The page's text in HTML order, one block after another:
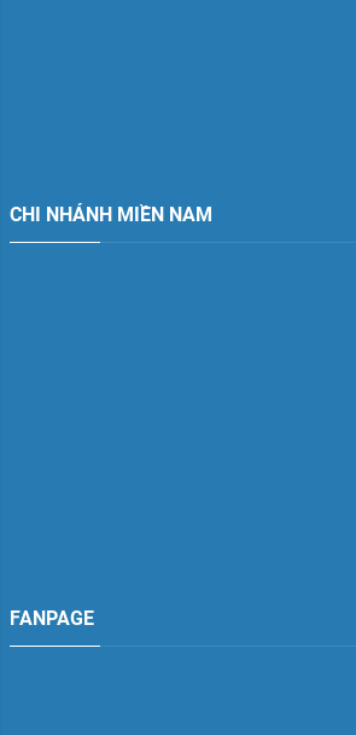
CHI NHÁNH MIỀN NAM
FANPAGE